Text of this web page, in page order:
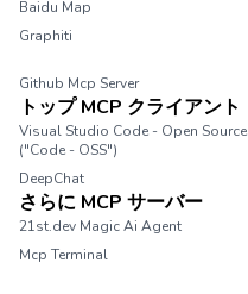
Baidu Map
Graphiti
Github Mcp Server
トップ MCP クライアント
Visual Studio Code - Open Source
("Code - OSS")
DeepChat
さらに MCP サーバー
21st.dev Magic Ai Agent
Mcp Terminal